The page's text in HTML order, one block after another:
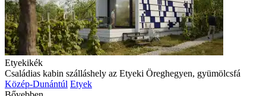
Etyekikék
Családias kabin szálláshely az Etyeki Öreghegyen, gyümölcsfá
Közép-Dunántúl Etyek